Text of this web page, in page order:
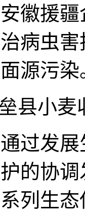
援疆
病虫
源污染
县小
发展
的协
列生